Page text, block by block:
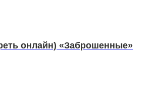
онлайн) «Заброшенные»